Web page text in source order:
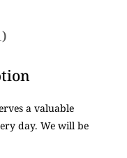
a valuable
day. We will be